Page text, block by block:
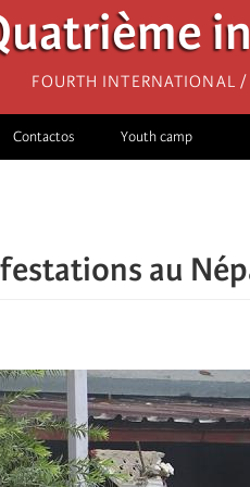
Fourth International
Contactos Youth camp
au